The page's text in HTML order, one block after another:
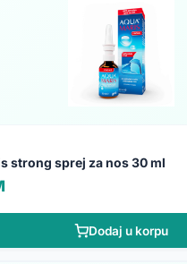
strong sprej za nos 30 ml
Dodaj u korpu